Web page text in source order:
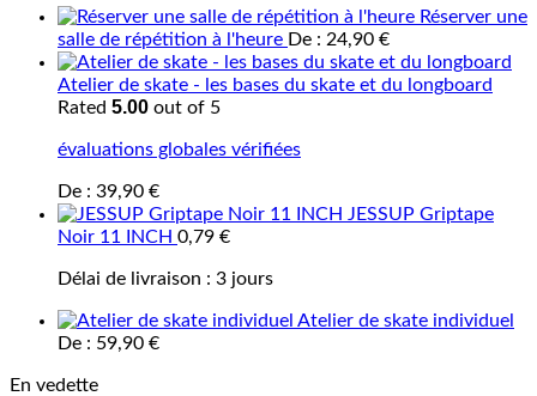
Réserver une
salle de répétition à l'heure De : 24,90 €
Atelier de skate - les bases du skate et du longboard
Rated 5.00 out of 5
évaluations globales vérifiées
De : 39,90 €
JESSUP Griptape
Noir 11 INCH 0,79 €
Délai de livraison : 3 jours
Atelier de skate individuel
De : 59,90 €
En vedette